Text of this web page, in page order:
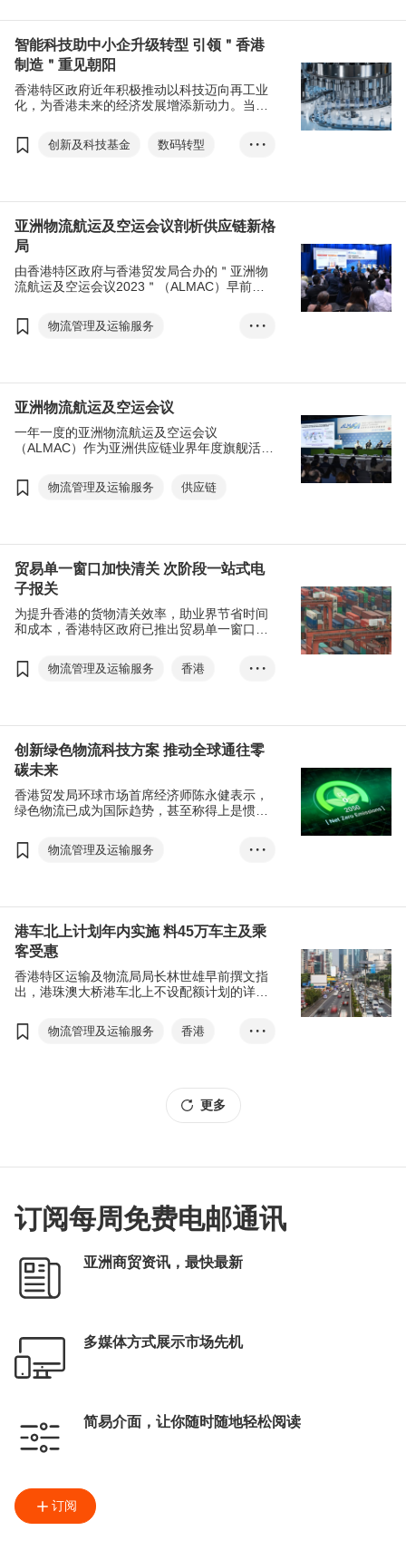
智能科技助中小企升级转型 引领＂香港
制造＂重见朝阳
香港特区政府近年积极推动以科技迈向再工业
化，为香港未来的经济发展增添新动力。当前
生产线出发，通过创新科技提高生产效率，成
为新一代＂香港制造＂的先行者。
创新及科技基金
数码转型
• • •
亚洲物流航运及空运会议剖析供应链新格
局
由香港特区政府与香港贸发局合办的＂亚洲物
流航运及空运会议2023＂（ALMAC）早前圆
运、物流及供应链专家及行业翘楚亲临会场，
在20场专题论坛上，就业界的热门议题分享真
物流管理及运输服务
• • •
亚洲物流航运及空运会议
一年一度的亚洲物流航运及空运会议
（ALMAC）作为亚洲供应链业界年度旗舰活
上线下举行。
物流管理及运输服务 供应链
贸易单一窗口加快清关 次阶段一站式电
子报关
为提升香港的货物清关效率，助业界节省时间
和成本，香港特区政府已推出贸易单一窗口第
清关之用。
物流管理及运输服务
香港
清关
产地来源证
电子报关
• • •
创新绿色物流科技方案 推动全球通往零
碳未来
香港贸发局环球市场首席经济师陈永健表示，
绿色物流已成为国际趋势，甚至称得上是惯例
的绿色物流方案则有助中小企从接单到物流运
输整个流程环节中，满足自身或客户的绿色要
物流管理及运输服务
傅至乐
谢凯澄
绿色物流
全球供应链
零碳
采购管理
人工智能
• • •
港车北上计划年内实施 料45万车主及乘
客受惠
香港特区运输及物流局局长林世雄早前撰文指
出，港珠澳大桥港车北上不设配额计划的详细
施，当局会参考实施经验，研究将计划延伸至
一个香港和深圳的陆路口岸。
物流管理及运输服务
香港
港车北上不设配额计划
• • •
更多
订阅每周免费电邮通讯
亚洲商贸资讯，最快最新
多媒体方式展示市场先机
简易介面，让你随时随地轻松阅读
订阅